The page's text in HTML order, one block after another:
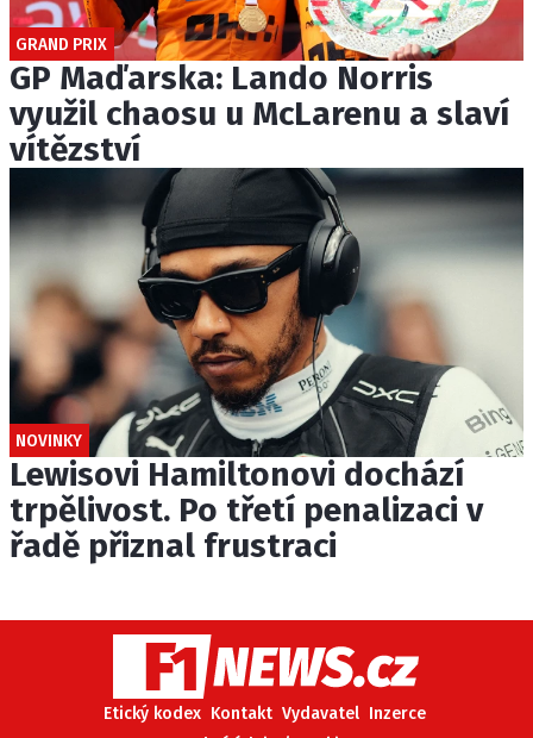
GRAND PRIX
GP Maďarska: Lando Norris
využil chaosu u McLarenu a slaví
vítězství
NOVINKY
Lewisovi Hamiltonovi dochází
trpělivost. Po třetí penalizaci v
řadě přiznal frustraci
Etický kodex Kontakt Vydavatel Inzerce